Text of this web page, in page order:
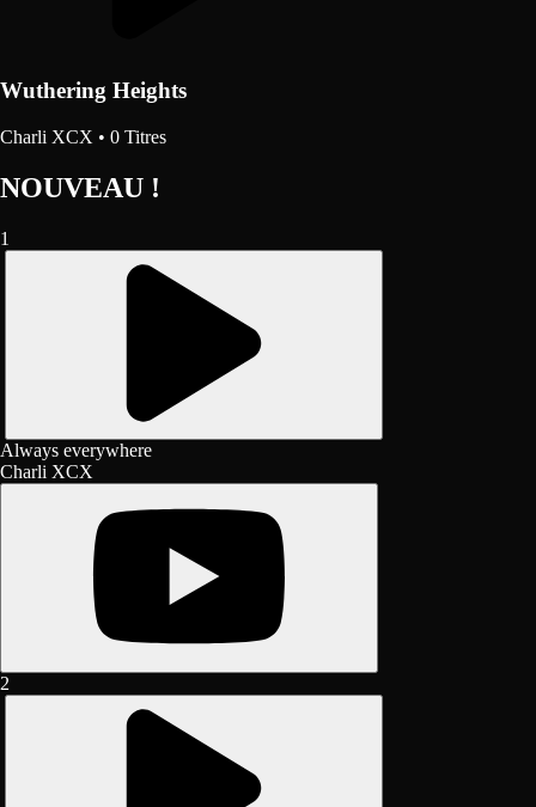
Wuthering Heights
Charli XCX • 0 Titres
NOUVEAU !
1
Always everywhere
Charli XCX
2